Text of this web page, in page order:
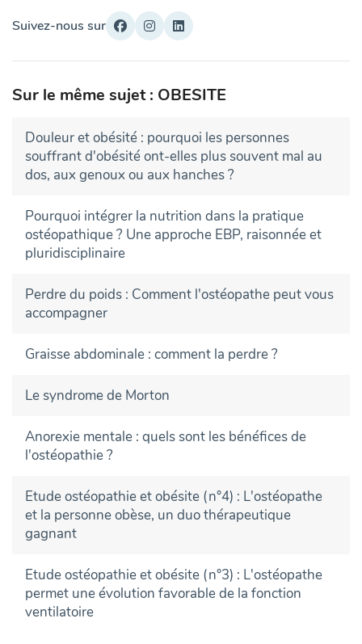
Suivez-nous sur
Sur le même sujet : OBESITE
Douleur et obésité : pourquoi les personnes
souffrant d'obésité ont-elles plus souvent mal au
dos, aux genoux ou aux hanches ?
Pourquoi intégrer la nutrition dans la pratique
ostéopathique ? Une approche EBP, raisonnée et
pluridisciplinaire
Perdre du poids : Comment l'ostéopathe peut vous
accompagner
Graisse abdominale : comment la perdre ?
Le syndrome de Morton
Anorexie mentale : quels sont les bénéfices de
l'ostéopathie ?
Etude ostéopathie et obésite (n°4) : L'ostéopathe
et la personne obèse, un duo thérapeutique
gagnant
Etude ostéopathie et obésite (n°3) : L'ostéopathe
permet une évolution favorable de la fonction
ventilatoire